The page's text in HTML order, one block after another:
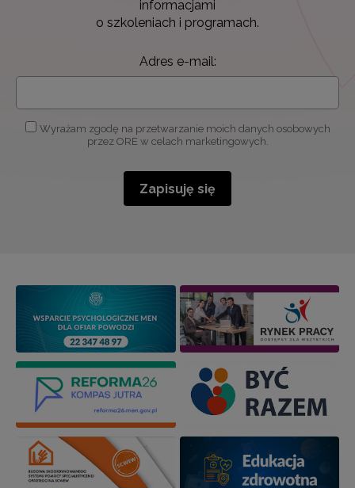
informacjami
o szkoleniach i programach.
Adres e-mail:
Wyrażam zgodę na przetwarzanie moich danych osobowych
przez ORE w celach marketingowych.
Zapisuję się